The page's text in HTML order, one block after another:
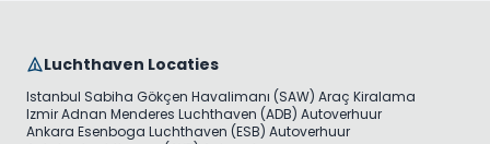
Luchthaven Locaties
Istanbul Sabiha Gökçen Havalimanı (SAW) Araç Kiralama
Izmir Adnan Menderes Luchthaven (ADB) Autoverhuur
Ankara Esenboga Luchthaven (ESB) Autoverhuur